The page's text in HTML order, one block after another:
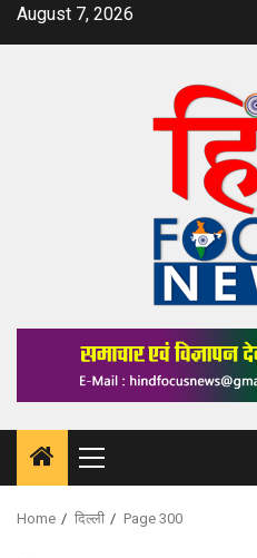
SkipAugust 7, 2026
Primary
Menu
Home दिल्ली Page 300